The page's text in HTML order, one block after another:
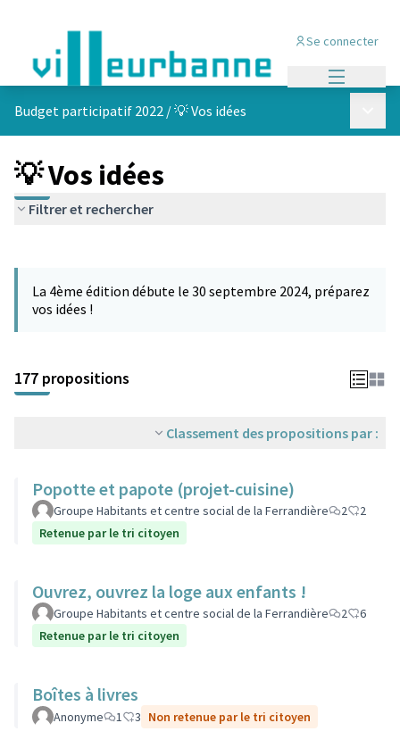
Se connecter
Budget participatif 2022 /💡 Vos idées
💡 Vos idées
Filtrer et rechercher
−
La 4ème édition débute le 30 septembre 2024, préparez
vos idées !
177 propositions
Classement des propositions par :
Popotte et papote (projet-cuisine)
Groupe Habitants et centre social de la Ferrandière 2
2
Retenue par le tri citoyen
Ouvrez, ouvrez la loge aux enfants !
Groupe Habitants et centre social de la Ferrandière 2
6
Retenue par le tri citoyen
Boîtes à livres
Anonyme 1 3 Non retenue par le tri citoyen